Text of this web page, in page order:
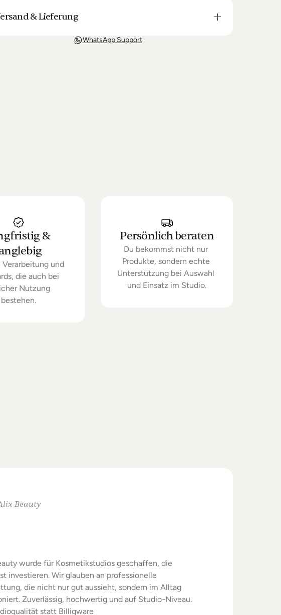
& Lieferung
Lieferung ist in der Regel in 3-8 Tagen bei Dir. Nach
halten wir Sie über den Status Ihrer Bestellung auf dem
WhatsApp Support
&
Verarbeitung und
die auch bei
Nutzung
bestehen.
Persönlich beraten
Du bekommst nicht nur
Produkte, sondern echte
Unterstützung bei Auswahl
und Einsatz im Studio.
Beauty
wurde für Kosmetikstudios geschaffen, die
investieren. Wir glauben an professionelle
die nicht nur gut aussieht, sondern im Alltag
Zuverlässig, hochwertig und auf Studio-Niveau.
statt Billigware